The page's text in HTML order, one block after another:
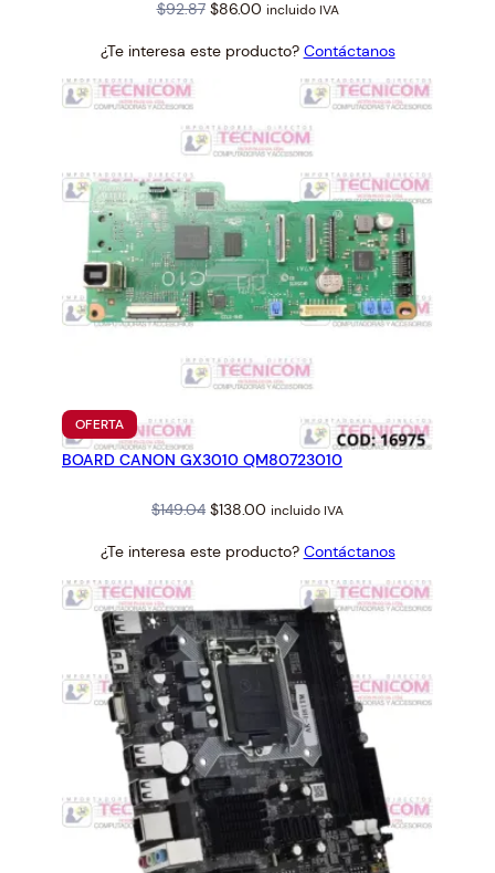
$92.87 Original
was:
$86.00Current
is:
$86.00.
incluido IVA
¿Te interesa este producto? Contáctanos
OFERTAPRODUCTO
EN
OFERTA
BOARD CANON GX3010 QM80723010
$149.04 Original
was:
$138.00 Current
is:
$138.00.
incluido IVA
¿Te interesa este producto? Contáctanos